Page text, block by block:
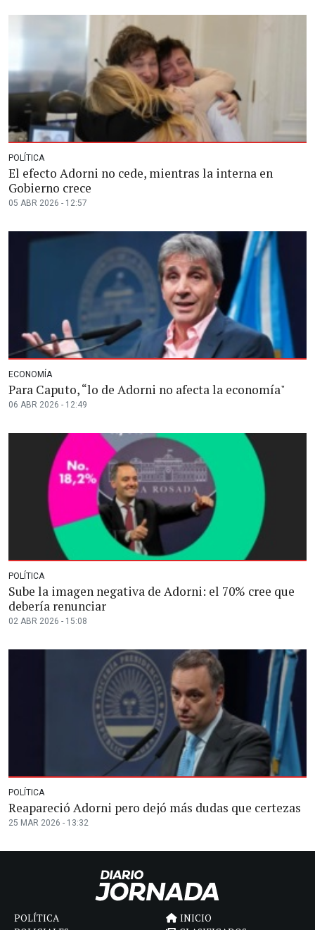
POLÍTICA
El efecto Adorni no cede, mientras la interna en
Gobierno crece
05 ABR 2026 - 12:57
ECONOMÍA
Para Caputo, “lo de Adorni no afecta la economía"
06 ABR 2026 - 12:49
POLÍTICA
Sube la imagen negativa de Adorni: el 70% cree que
debería renunciar
02 ABR 2026 - 15:08
POLÍTICA
Reapareció Adorni pero dejó más dudas que certezas
25 MAR 2026 - 13:32
POLÍTICA
INICIO